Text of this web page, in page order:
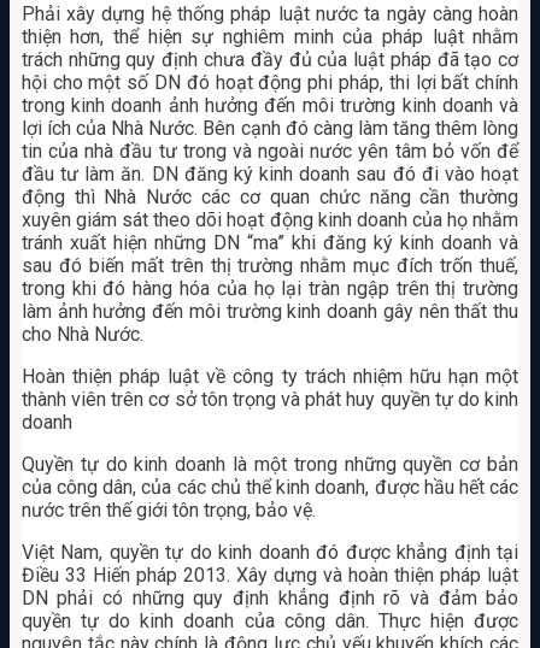
Phải xây dựng hệ thống pháp luật nước ta ngày càng hoàn
thiện hơn, thể hiện sự nghiêm minh của pháp luật nhằm
trách những quy định chưa đầy đủ của luật pháp đã tạo cơ
hội cho một số DN đó hoạt động phi pháp, thi lợi bất chính
trong kinh doanh ảnh hưởng đến môi trường kinh doanh và
lợi ích của Nhà Nước. Bên cạnh đó càng làm tăng thêm lòng
tin của nhà đầu tư trong và ngoài nước yên tâm bỏ vốn để
đầu tư làm ăn. DN đăng ký kinh doanh sau đó đi vào hoạt
động thì Nhà Nước các cơ quan chức năng cần thường
xuyên giám sát theo dõi hoạt động kinh doanh của họ nhằm
tránh xuất hiện những DN “ma” khi đăng ký kinh doanh và
sau đó biến mất trên thị trường nhằm mục đích trốn thuế,
trong khi đó hàng hóa của họ lại tràn ngập trên thị trường
làm ảnh hưởng đến môi trường kinh doanh gây nên thất thu
cho Nhà Nước.
Hoàn thiện pháp luật về công ty trách nhiệm hữu hạn một
thành viên trên cơ sở tôn trọng và phát huy quyền tự do kinh
doanh
Quyền tự do kinh doanh là một trong những quyền cơ bản
của công dân, của các chủ thể kinh doanh, được hầu hết các
nước trên thế giới tôn trọng, bảo vệ.
Việt Nam, quyền tự do kinh doanh đó được khẳng định tại
Điều 33 Hiến pháp 2013. Xây dựng và hoàn thiện pháp luật
DN phải có những quy định khẳng định rõ và đảm bảo
quyền tự do kinh doanh của công dân. Thực hiện được